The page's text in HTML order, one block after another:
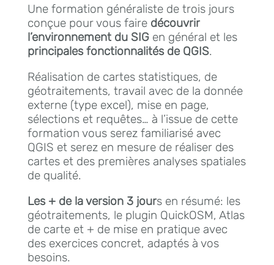
Une formation généraliste de trois jours
conçue pour vous faire découvrir
l’environnement du SIGen général et les
principales fonctionnalités de QGIS.
Réalisation de cartes statistiques, de
géotraitements, travail avec de la donnée
externe (type excel), mise en page,
sélections et requêtes… à l’issue de cette
formation vous serez familiarisé avec
QGIS et serez en mesure de réaliser des
cartes et des premières analyses spatiales
de qualité.
Les + de la version 3 jours en résumé: les
géotraitements, le plugin QuickOSM, Atlas
de carte et + de mise en pratique avec
des exercices concret, adaptés à vos
besoins.